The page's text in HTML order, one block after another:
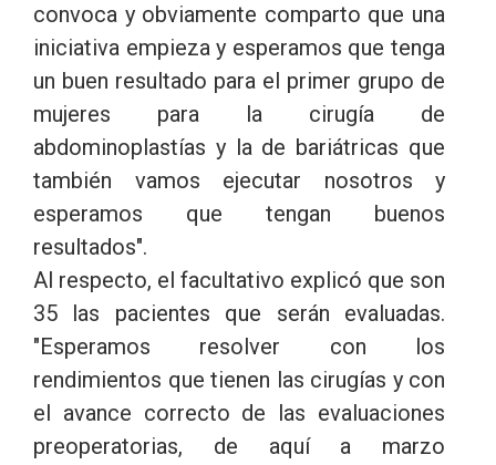
convoca y obviamente comparto que una
iniciativa empieza y esperamos que tenga
un buen resultado para el primer grupo de
mujeres para la cirugía de
abdominoplastías y la de bariátricas que
también vamos ejecutar nosotros y
esperamos que tengan buenos
resultados".
Al respecto, el facultativo explicó que son
35 las pacientes que serán evaluadas.
"Esperamos resolver con los
rendimientos que tienen las cirugías y con
el avance correcto de las evaluaciones
preoperatorias, de aquí a marzo